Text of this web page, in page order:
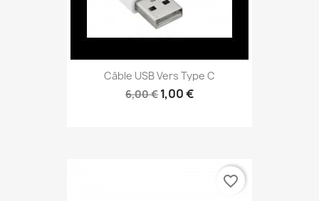
Câble USB Vers Type C
6,00 € 1,00 €
favorite_border